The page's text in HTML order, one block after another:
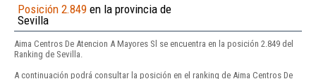
Posición 2.849 en la provincia de
Sevilla
Aima Centros De Atencion A Mayores Sl se encuentra en la posición 2.849 del
Ranking de Sevilla.
A continuación podrá consultar la posición en el ranking de Aima Centros De